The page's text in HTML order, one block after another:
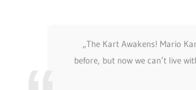
„The Kart Awakens! Mario
before, but now we can’t live